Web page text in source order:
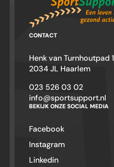
CONTACT
Henk van Turnhoutpad 1
2034 JL Haarlem
023 526 03 02
info@sportsupport.nl
BEKIJK ONZE SOCIAL MEDIA
Facebook
Instagram
Linkedin